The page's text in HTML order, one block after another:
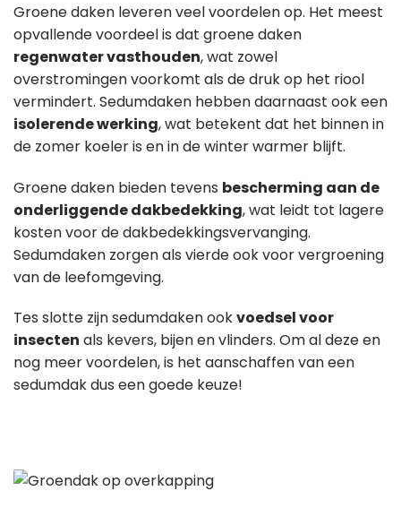
Groene daken leveren veel voordelen op. Het meest
opvallende voordeel is dat groene daken
regenwater vasthouden, wat zowel
overstromingen voorkomt als de druk op het riool
vermindert. Sedumdaken hebben daarnaast ook een
isolerende werking, wat betekent dat het binnen in
de zomer koeler is en in de winter warmer blijft.
Groene daken bieden tevens bescherming aan de
onderliggende dakbedekking, wat leidt tot lagere
kosten voor de dakbedekkingsvervanging.
Sedumdaken zorgen als vierde ook voor vergroening
van de leefomgeving.
Tes slotte zijn sedumdaken ookvoedsel voor
insecten als kevers, bijen en vlinders. Om al deze en
nog meer voordelen, is het aanschaffen van een
sedumdak dus een goede keuze!